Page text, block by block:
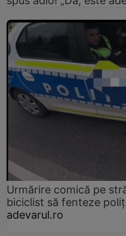
Urmărire comică pe
biciclist să fenteze
adevarul.ro